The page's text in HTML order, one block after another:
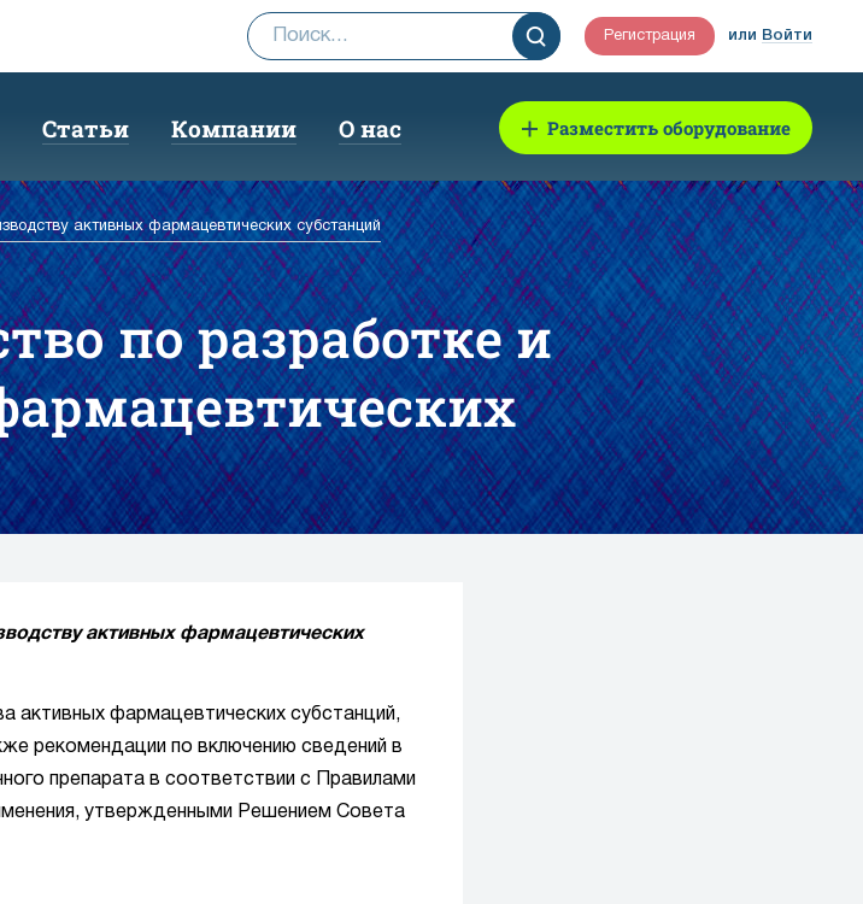
Регистрация или Войти
Статьи Компании О нас Разместить оборудование
активных фармацевтических субстанций
по разработке и
активных фармацевтических
активных фармацевтических субстанций,
рекомендации по включению сведений в
препарата в соответствии с Правилами
утвержденными Решением Совета